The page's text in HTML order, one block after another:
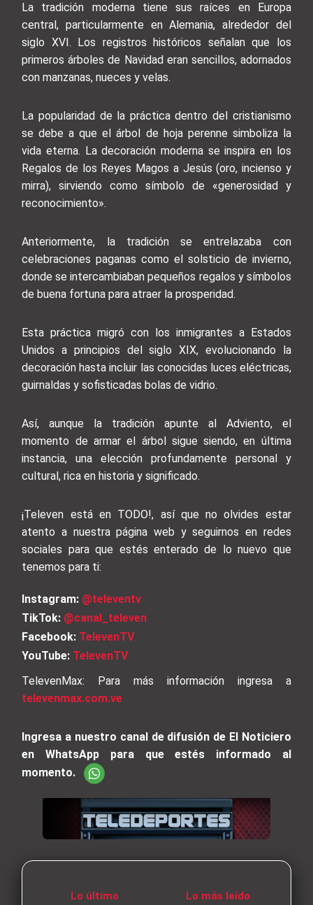
La tradición moderna tiene sus raíces en Europa
central, particularmente en Alemania, alrededor del
siglo XVI. Los registros históricos señalan que los
primeros árboles de Navidad eran sencillos, adornados
con manzanas, nueces y velas.
La popularidad de la práctica dentro del cristianismo
se debe a que el árbol de hoja perenne simboliza la
vida eterna. La decoración moderna se inspira en los
Regalos de los Reyes Magos a Jesús (oro, incienso y
mirra), sirviendo como símbolo de «generosidad y
reconocimiento».
Anteriormente, la tradición se entrelazaba con
celebraciones paganas como el solsticio de invierno,
donde se intercambiaban pequeños regalos y símbolos
de buena fortuna para atraer la prosperidad.
Esta práctica migró con los inmigrantes a Estados
Unidos a principios del siglo XIX, evolucionando la
decoración hasta incluir las conocidas luces eléctricas,
guirnaldas y sofisticadas bolas de vidrio.
Así, aunque la tradición apunte al Adviento, el
momento de armar el árbol sigue siendo, en última
instancia, una elección profundamente personal y
cultural, rica en historia y significado.
¡Televen está en TODO!, así que no olvides estar
atento a nuestra página web y seguirnos en redes
sociales para que estés enterado de lo nuevo que
tenemos para ti:
Instagram: @televentv
TikTok: @canal_televen
Facebook: TelevenTV
YouTube: TelevenTV
TelevenMax: Para más información ingresa a
televenmax.com.ve
Ingresa a nuestro canal de difusión de El Noticiero
en WhatsApp para que estés informado al
momento.
Lo último Lo más leído